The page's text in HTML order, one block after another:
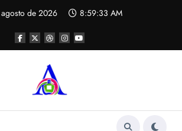
de 2026 8:59:34 AM